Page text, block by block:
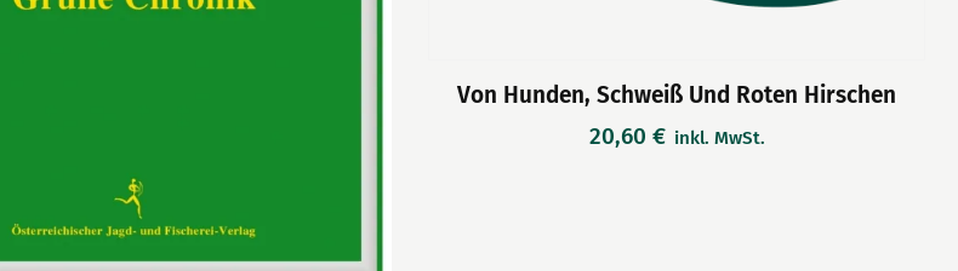
Von Hunden, Schweiß Und Roten Hirschen
20,60 € inkl. MwSt.